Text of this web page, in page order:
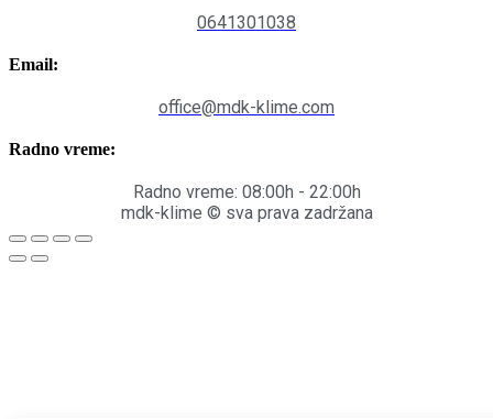
0641301038
Email:
office@mdk-klime.com
Radno vreme:
Radno vreme: 08:00h - 22:00h
mdk-klime © sva prava zadržana